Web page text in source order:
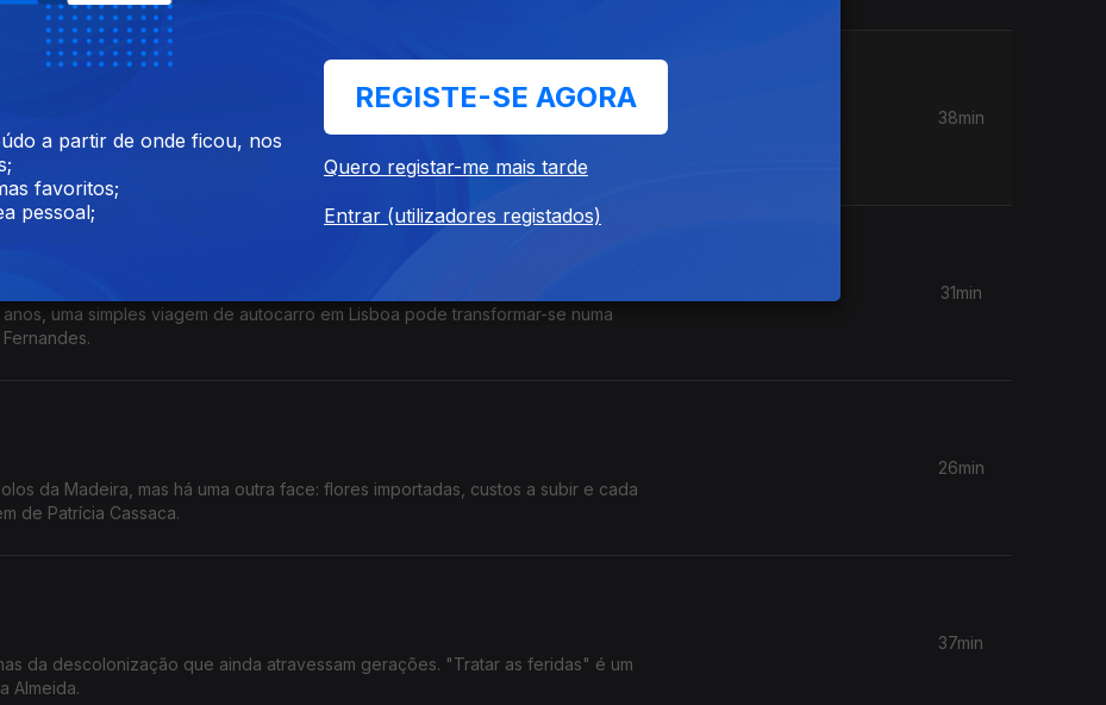
para perceber o que mudou e o que continua igual depois dos Estados
em Janeiro de 2026.
38min
uma simples viagem de autocarro em Lisboa pode transformar-se numa
31min
da Madeira, mas há uma outra face: flores importadas, custos a subir e cada
de Patrícia Cassaca.
26min
da descolonização que ainda atravessam gerações. "Tratar as feridas" é um
Almeida.
37min
a partir de onde ficou, nos
favoritos;
pessoal;
REGISTE-SE AGORA
Quero registar-me mais tarde
Entrar (utilizadores registados)